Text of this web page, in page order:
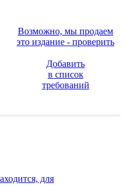
Возможно, мы продаем
это издание - проверить
Добавить
в список
требований
для